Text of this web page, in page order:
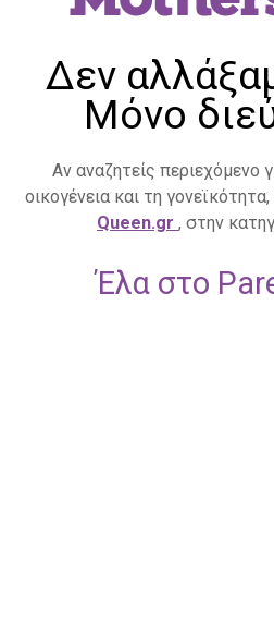
Δεν
Μόνο
Αν αναζητείς περιεχόμενο
οικογένεια και τη
Queen.gr , στην
Έλα στο